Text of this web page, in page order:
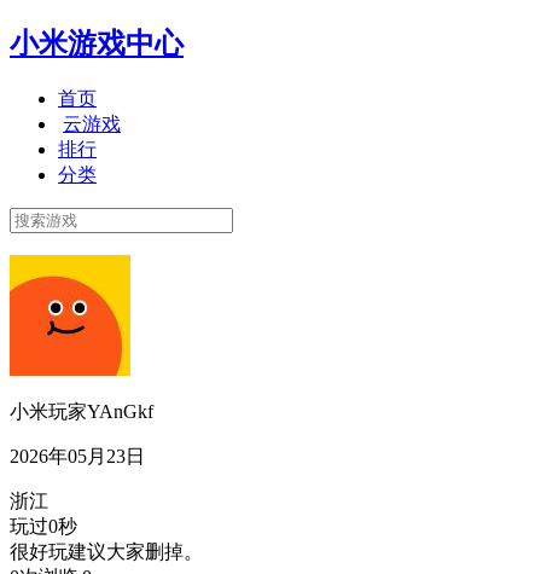
小米游戏中心
首页
云游戏
排行
分类
小米玩家YAnGkf
2026年05月23日
浙江
玩过0秒
很好玩建议大家删掉。